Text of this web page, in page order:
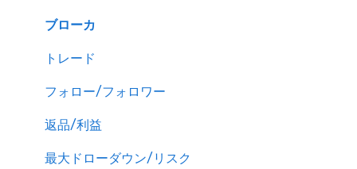
ブローカ
トレード
フォロー/フォロワー
返品/利益
最大ドローダウン/リスク